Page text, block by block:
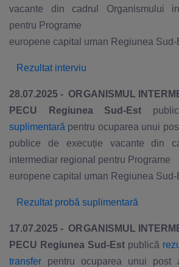
vacante din cadrul Organismului
pentru Programe
europene capital uman Regiunea Sud-
Rezultat interviu
28.07.2025 - ORGANISMUL
PECU Regiunea Sud-Est
suplimentară pentru ocuparea unui
publice de execuție vacante din
intermediar regional pentru Programe
europene capital uman Regiunea Sud-
Rezultat probă suplimentară
17.07.2025 - ORGANISMUL
PECU Regiunea Sud-Est publică
transfer
pentru ocuparea unui post